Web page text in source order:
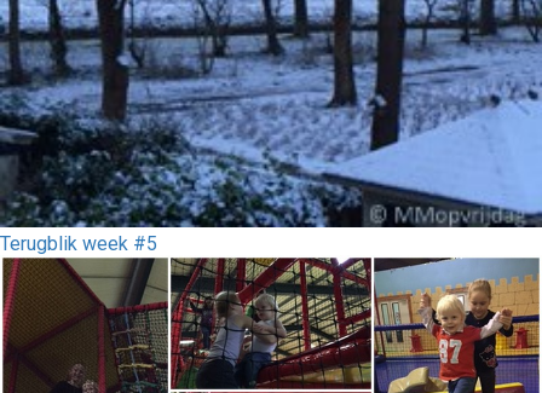
Terugblik week #5